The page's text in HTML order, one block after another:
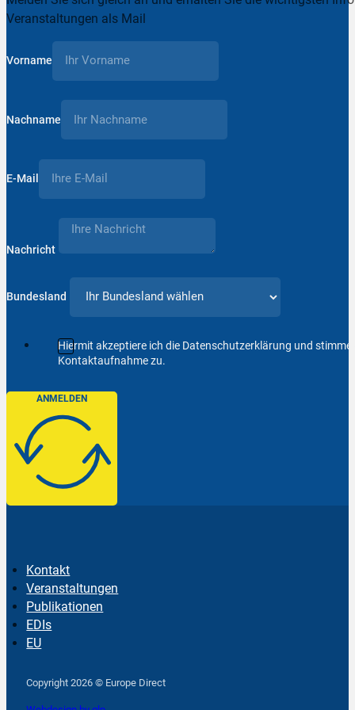
Veranstaltungen als Mail
Vorname
Nachname
E-Mail
Nachricht
Bundesland
Hiermit akzeptiere ich die Datenschutzerklärung und
Kontaktaufnahme zu.
ANMELDEN
Kontakt
Veranstaltungen
Publikationen
EDIs
EU
Copyright 2026 © Europe Direct